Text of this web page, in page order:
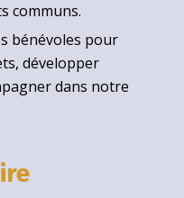
communs.
bénévoles pour
développer
dans notre